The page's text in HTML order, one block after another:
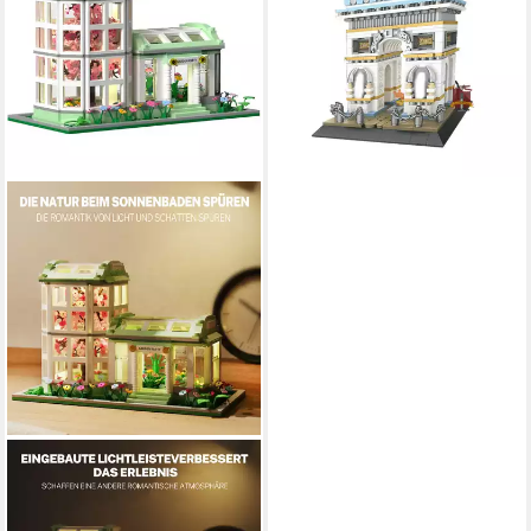
ESUN
Blumen Botanical Bauset mit
Spielbausteine
UVP34,95 €
lieferbar - in 4-5 Werktagen bei dir